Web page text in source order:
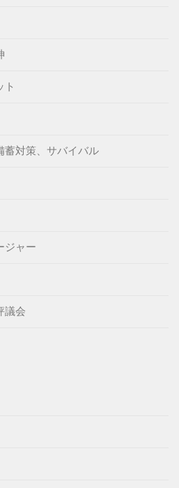
ト
蓄対策、サバイバル
ジャー
議会